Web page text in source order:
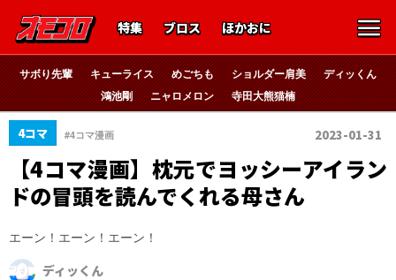
特集 ブロス ほかおに
サボり先輩 キューライス めごちも ショルダー肩美
ディッくん
鴻池剛
ニャロメロン 寺田大熊猫楠
4コマ #4コマ漫画 2023-01-31
【4コマ漫画】枕元でヨッシーアイラン
ドの冒頭を読んでくれる母さん
エーン！エーン！エーン！
ディッくん